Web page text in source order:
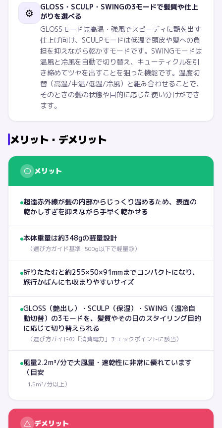
⚙️
GLOSS・SCULP・SWINGの3モードで髪質や仕上
がりを選べる
GLOSSモードは高温・強風でスピーディに艶を出す
仕上げ向け、SCULPモードは低温で頭皮や髪への負
担を抑えながら乾かすモードです。SWINGモードは
温風と冷風を自動で切り替え、キューティクルを引
き締めてツヤを出すことを狙った機能です。温度切
替（高温/中温/低温/冷風）と組み合わせることで、
そのときの髪の状態や目的に応じた使い分けができ
ます。
メリット・デメリット
○ メリット
超遠赤外線が髪の内部からじっくり温めるため、表面の
乾かしすぎを抑えながら手早く乾かせる
本体重量は約348gの軽量設計
（選び方ガイド基準: 500g以下で軽量◎）
折りたたむと約255×50×91mmまでコンパクトになり、
旅行かばんにも収まりやすいサイズ
GLOSS（艶出し）・SCULP（保湿）・SWING（温冷自
動切替）の3モードを、髪質やその日のスタイリング目的
に応じて切り替えられる
（選び方ガイドの「消費電力」チェックポイントに該当）
風量2.2m³/分で大風量・速乾性に非常に優れています
（目安
1.5m³/分以上）
△ デメリット